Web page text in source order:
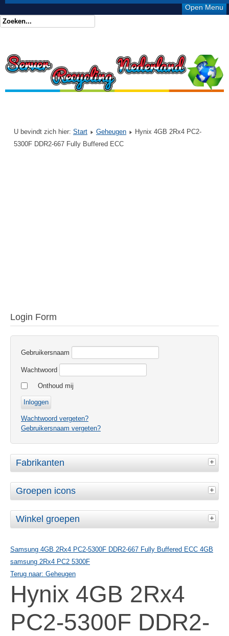
Open Menu
U bevindt zich hier: Start Geheugen
Hynix 4GB 2Rx4 PC2-
5300F DDR2-667 Fully Buffered ECC
Login Form
Gebruikersnaam
Wachtwoord
Onthoud mij
Wachtwoord vergeten?
Gebruikersnaam vergeten?
Fabrikanten
Groepen icons
Winkel groepen
Samsung 4GB 2Rx4 PC2-5300F DDR2-667 Fully Buffered ECC 4GB
samsung 2Rx4 PC2 5300F
Terug naar: Geheugen
Hynix 4GB 2Rx4
PC2-5300F DDR2-